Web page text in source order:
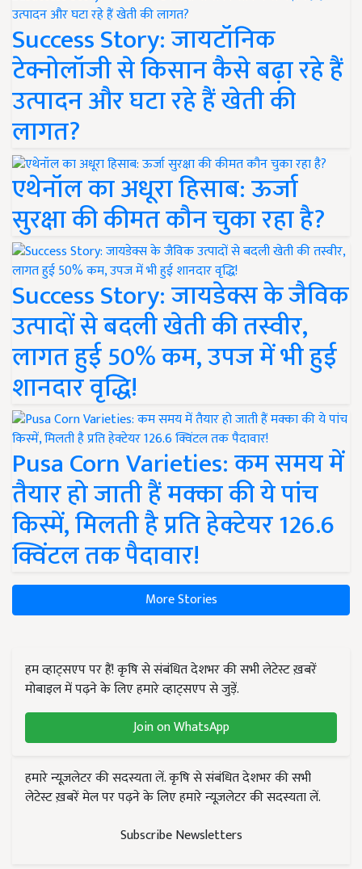
Success Story: जायटॉनिक
टेक्नोलॉजी से किसान कैसे बढ़ा रहे हैं
उत्पादन और घटा रहे हैं खेती की
लागत?
एथेनॉल का अधूरा हिसाब: ऊर्जा
सुरक्षा की कीमत कौन चुका रहा है?
Success Story: जायडेक्स के जैविक
उत्पादों से बदली खेती की तस्वीर,
लागत हुई 50% कम, उपज में भी हुई
शानदार वृद्धि!
Pusa Corn Varieties: कम समय में
तैयार हो जाती हैं मक्का की ये पांच
किस्में, मिलती है प्रति हेक्टेयर 126.6
क्विंटल तक पैदावार!
More Stories
हम व्हाट्सएप पर हैं! कृषि से संबंधित देशभर की सभी लेटेस्ट ख़बरें
मोबाइल में पढ़ने के लिए हमारे व्हाट्सएप से जुड़ें.
Join on WhatsApp
हमारे न्यूज़लेटर की सदस्यता लें. कृषि से संबंधित देशभर की सभी
लेटेस्ट ख़बरें मेल पर पढ़ने के लिए हमारे न्यूज़लेटर की सदस्यता लें.
Subscribe Newsletters